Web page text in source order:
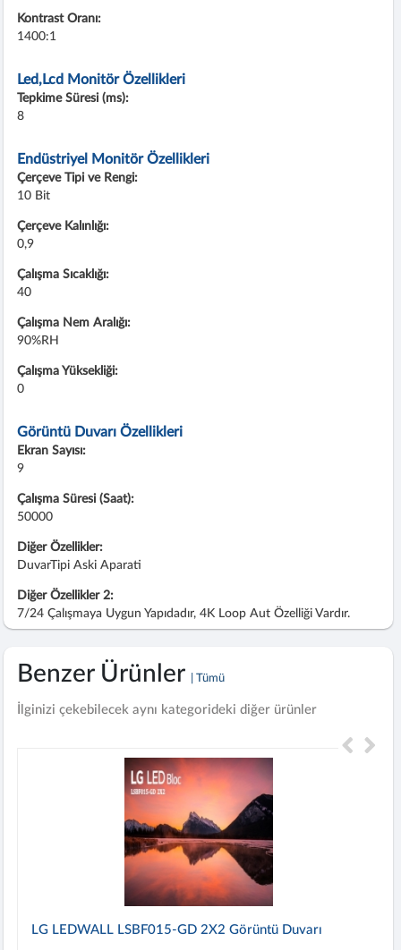
Kontrast Oranı:
1400:1
Led,Lcd Monitör Özellikleri
Tepkime Süresi (ms):
8
Endüstriyel Monitör Özellikleri
Çerçeve Tipi ve Rengi:
10 Bit
Çerçeve Kalınlığı:
0,9
Çalışma Sıcaklığı:
40
Çalışma Nem Aralığı:
90%RH
Çalışma Yüksekliği:
0
Görüntü Duvarı Özellikleri
Ekran Sayısı:
9
Çalışma Süresi (Saat):
50000
Diğer Özellikler:
DuvarTipi Aski Aparati
Diğer Özellikler 2:
7/24 Çalışmaya Uygun Yapıdadır, 4K Loop Aut Özelliği Vardır.
Benzer Ürünler | Tümü
İlginizi çekebilecek aynı kategorideki diğer ürünler
LG LEDWALL LSBF015-GD 2X2 Görüntü Duvarı